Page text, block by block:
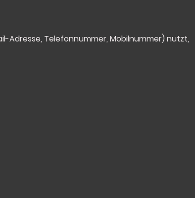
Adresse, Telefonnummer, Mobilnummer) nutzt,